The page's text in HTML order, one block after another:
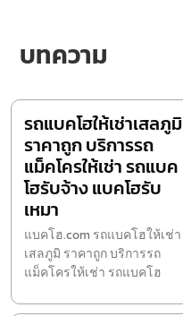
บทความ
รถแบคโฮให้เช่าเสลภูมิ
ราคาถูก บริการรถ
แม็คโครให้เช่า รถแบค
โฮรับจ้าง แบคโฮรับ
เหมา
แบคโฮ.com รถแบคโฮให้เช่า
เสลภูมิ ราคาถูก บริการรถ
แม็คโครให้เช่า รถแบคโฮ